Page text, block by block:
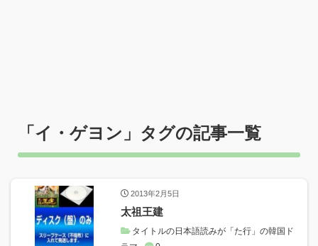
「イ・ゲヨン 」タグの記事一覧
2013年2月5日
太祖王建
タイトルの日本語読みが「た行」の韓国ド